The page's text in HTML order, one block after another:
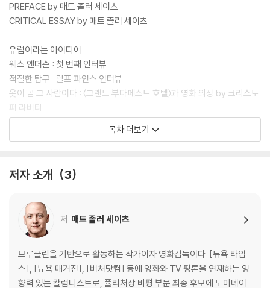
PREFACE by 매트 졸러 세이츠
CRITICAL ESSAY by 매트 졸러 세이츠
유럽이라는 아이디어
웨스 앤더슨 : 첫 번째 인터뷰
적절한 탐구 : 랄프 파인스 인터뷰
옷이 곧 그 사람이다 : 〈그랜드 부다페스트 호텔〉과 영화 의상 by 크리스토
퍼 라버티
웨스 앤더슨 스타일 : 밀레나 카노네로 인터뷰
장소와 사람과 이야기 : 〈그랜드 부다페스트 호텔〉의 음악 by 올리비아 콜
친밀한 소리 : 알렉상드르 데스플라 인터뷰
드넓은 무대 : 〈그랜드 부다페스트 호텔〉의 프로덕션 디자인 by 스티븐 분
기차를 계속 달리게 하기 : 아담 슈토크하우젠 인터뷰
알곤퀸 호텔에서
웨스 앤더슨 : 세 번째 인터뷰
목차 더보기
저자 소개 3
저 매트 졸러 세이츠
브루클린을 기반으로 활동하는 작가이자 영화감독이다. [뉴욕 타임
스], [뉴욕 매거진], [버처닷컴] 등에 영화와 TV 평론을 연재하는 영
향력 있는 칼럼니스트로, 퓰리처상 비평 부문 최종 후보에 노미네이